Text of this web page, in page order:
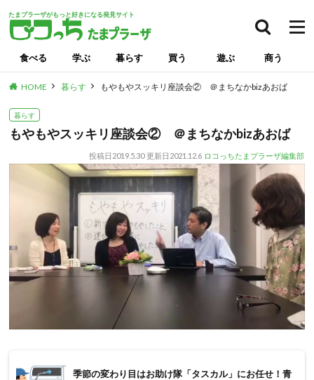
たまプラーザがもっと好きになる発見サイト
食べる 学ぶ 暮らす 買う 遊ぶ 商う
HOME 暮らす もやもやスッキリ座談会② ＠まちなかbizあおば
暮らす
もやもやスッキリ座談会② ＠まちなかbizあおば
投稿日 2019.5.30 更新日 2021.12.6 ロコっちたまプラーザ編集部
季節の変わり目はお助け隊「タスカル」にお任せ！青